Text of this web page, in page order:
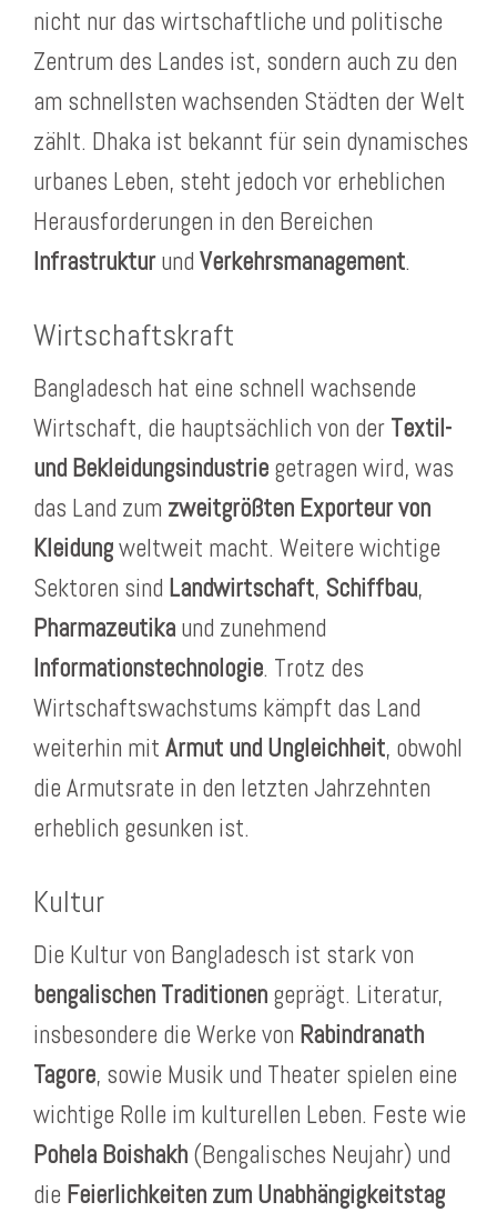
nicht nur das wirtschaftliche und politische
Zentrum des Landes ist, sondern auch zu den
am schnellsten wachsenden Städten der Welt
zählt. Dhaka ist bekannt für sein dynamisches
urbanes Leben, steht jedoch vor erheblichen
Herausforderungen in den Bereichen
Infrastrukturund Verkehrsmanagement.
Wirtschaftskraft
Bangladesch hat eine schnell wachsende
Wirtschaft, die hauptsächlich von der Textil-
und Bekleidungsindustrie getragen wird, was
das Land zum zweitgrößten Exporteur von
Kleidungweltweit macht. Weitere wichtige
Sektoren sind Landwirtschaft, Schiffbau,
Pharmazeutika und zunehmend
Informationstechnologie. Trotz des
Wirtschaftswachstums kämpft das Land
weiterhin mit Armut und Ungleichheit, obwohl
die Armutsrate in den letzten Jahrzehnten
erheblich gesunken ist.
Kultur
Die Kultur von Bangladesch ist stark von
bengalischen Traditionen geprägt. Literatur,
insbesondere die Werke von Rabindranath
Tagore, sowie Musik und Theater spielen eine
wichtige Rolle im kulturellen Leben. Feste wie
Pohela Boishakh (Bengalisches Neujahr) und
die Feierlichkeiten zum Unabhängigkeitstag